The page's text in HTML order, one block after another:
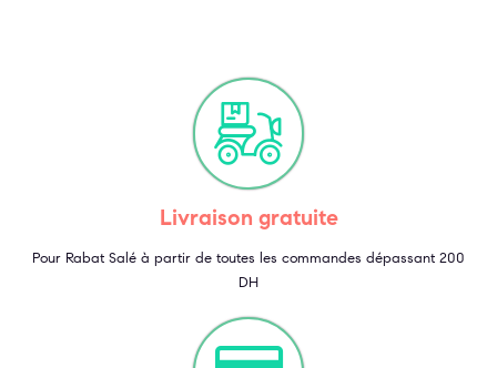
Livraison gratuite
Pour Rabat Salé à partir de toutes les commandes dépassant 200
DH